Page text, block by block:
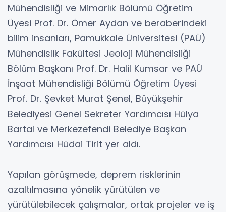
Mühendisliği ve Mimarlık Bölümü Öğretim
Üyesi Prof. Dr. Ömer Aydan ve beraberindeki
bilim insanları, Pamukkale Üniversitesi (PAÜ)
Mühendislik Fakültesi Jeoloji Mühendisliği
Bölüm Başkanı Prof. Dr. Halil Kumsar ve PAÜ
İnşaat Mühendisliği Bölümü Öğretim Üyesi
Prof. Dr. Şevket Murat Şenel, Büyükşehir
Belediyesi Genel Sekreter Yardımcısı Hülya
Bartal ve Merkezefendi Belediye Başkan
Yardımcısı Hüdai Tirit yer aldı.
Yapılan görüşmede, deprem risklerinin
azaltılmasına yönelik yürütülen ve
yürütülebilecek çalışmalar, ortak projeler ve iş